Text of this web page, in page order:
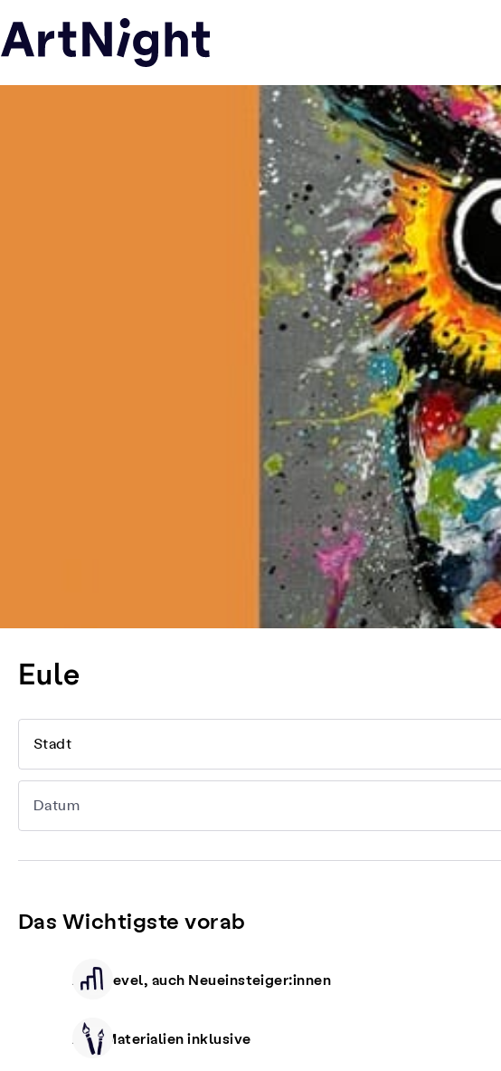
Eule
Stadt
Datum
Das Wichtigste vorab
Alle Level, auch Neueinsteiger:innen
Alle Materialien inklusive